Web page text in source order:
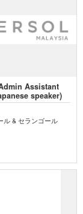
Assistant
speaker)
ル & セランゴール